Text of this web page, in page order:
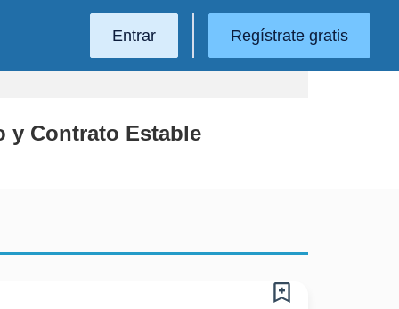
Entrar Regístrate gratis
y Contrato Estable